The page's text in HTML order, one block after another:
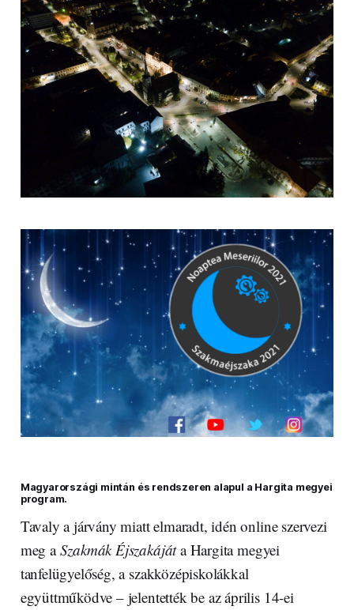
Magyarországi mintán és rendszeren alapul a Hargita megyei
program.
Tavaly a járvány miatt elmaradt, idén online szervezi
meg aSzakmák Éjszakájáta Hargita megyei
tanfelügyelőség, a szakközépiskolákkal
együttműködve – jelentették be az április 14-ei